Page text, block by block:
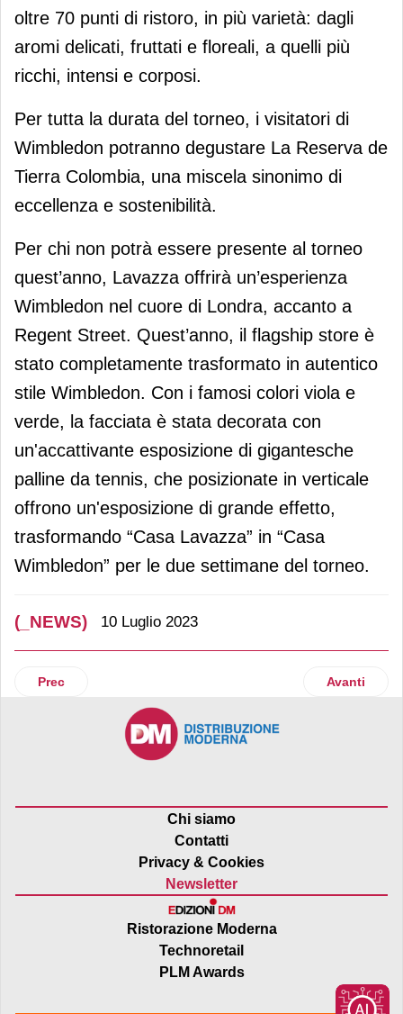
oltre 70 punti di ristoro, in più varietà: dagli
aromi delicati, fruttati e floreali, a quelli più
ricchi, intensi e corposi.
Per tutta la durata del torneo, i visitatori di
Wimbledon potranno degustare La Reserva de
Tierra Colombia, una miscela sinonimo di
eccellenza e sostenibilità.
Per chi non potrà essere presente al torneo
quest’anno, Lavazza offrirà un’esperienza
Wimbledon nel cuore di Londra, accanto a
Regent Street. Quest’anno, il flagship store è
stato completamente trasformato in autentico
stile Wimbledon. Con i famosi colori viola e
verde, la facciata è stata decorata con
un'accattivante esposizione di gigantesche
palline da tennis, che posizionate in verticale
offrono un'esposizione di grande effetto,
trasformando “Casa Lavazza” in “Casa
Wimbledon” per le due settimane del torneo.
(_NEWS) 10 Luglio 2023
Articolo precedente: Cbre: investimenti in crescita
Prec Articolo
Avanti
Chi siamo
Contatti
Privacy & Cookies
Newsletter
Ristorazione Moderna
Technoretail
PLM Awards